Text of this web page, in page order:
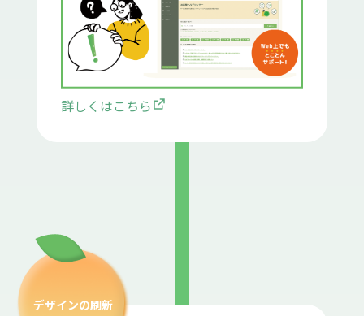
詳しくはこちら
デザインの刷新